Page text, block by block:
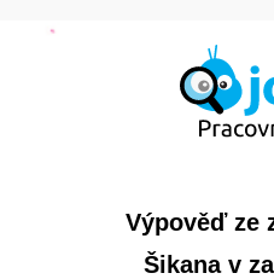
Výpověď ze
Šikana v